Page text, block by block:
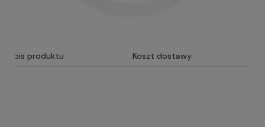
Opis produktu Koszt dostawy